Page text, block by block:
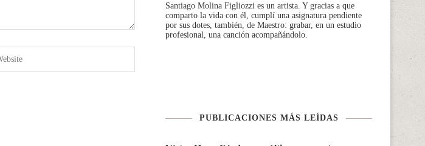
Santiago Molina Figliozzi es un artista. Y gracias a que
comparto la vida con él, cumplí una asignatura pendiente
por sus dotes, también, de Maestro: grabar, en un estudio
profesional, una canción acompañándolo.
PUBLICACIONES MÁS LEÍDAS